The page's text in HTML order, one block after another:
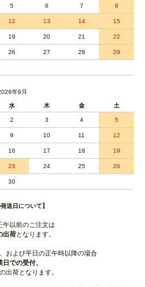
5 6 7 8
12 13 14 15
19 20 21 22
26 27 28 29
年9月
水 木 金 土
2 3 4 5
9 10 11 12
16 17 18 19
23 24 25 26
30
発送日について】
午以前のご注文は
出荷となります。
および平日の正午時以降の場合
日での受付、
の出荷となります。